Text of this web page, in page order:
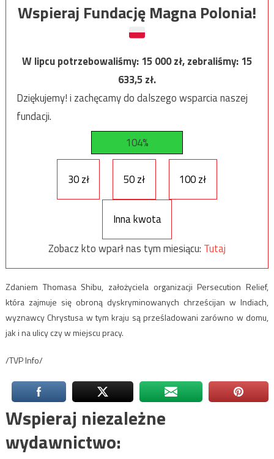
Wspieraj Fundację Magna Polonia!
W lipcu potrzebowaliśmy:15 000zł, zebraliśmy:15
633,5zł.
Dziękujemy! i zachęcamy do dalszego wsparcia naszej
fundacji.
104%
30 zł 50 zł 100 zł
Inna kwota
Zobacz kto wparł nas tym miesiącu: Tutaj
Zdaniem Thomasa Shibu, założyciela organizacji Persecution Relief,
która zajmuje się obroną dyskryminowanych chrześcijan w Indiach,
wyznawcy Chrystusa w tym kraju są prześladowani zarówno w domu,
jak i na ulicy czy w miejscu pracy.
/TVP Info/
Wspieraj niezależne
wydawnictwo: